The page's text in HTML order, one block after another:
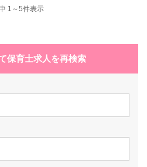
1～5件表示
保育士求人を再検索